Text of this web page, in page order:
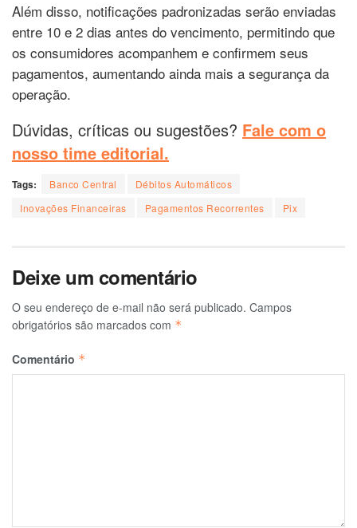
Além disso, notificações padronizadas serão enviadas
entre 10 e 2 dias antes do vencimento, permitindo que
os consumidores acompanhem e confirmem seus
pagamentos, aumentando ainda mais a segurança da
operação.
Dúvidas, críticas ou sugestões? Fale com o
nosso time editorial.
Tags: Banco Central
Débitos Automáticos
Inovações Financeiras
Pagamentos Recorrentes Pix
Deixe um comentário
O seu endereço de e-mail não será publicado. Campos
obrigatórios são marcados com *
Comentário *